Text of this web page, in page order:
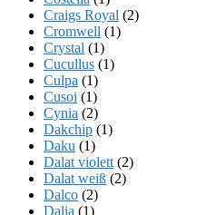
Craigs Royal (2)
Cromwell (1)
Crystal (1)
Cucullus (1)
Culpa (1)
Cusoi (1)
Cynia (2)
Dakchip (1)
Daku (1)
Dalat violett (2)
Dalat weiß (2)
Dalco (2)
Dalia (1)